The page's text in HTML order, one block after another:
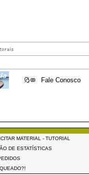
Fale Conosco
MATERIAL - TUTORIAL
DE ESTATÍSTICAS